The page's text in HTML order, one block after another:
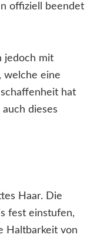
offiziell beendet
jedoch mit
welche eine
hat
dieses
Haar. Die
fest einstufen,
Haltbarkeit von